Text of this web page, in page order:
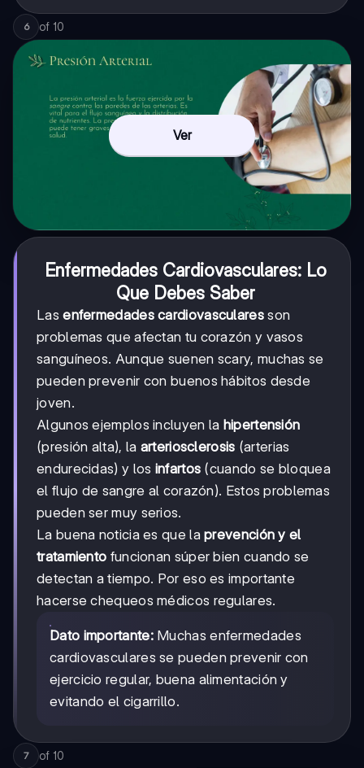
6 of 10
Ver
Enfermedades Cardiovasculares: Lo
Que Debes Saber
Lasenfermedades cardiovascularesson
problemas que afectan tu corazón y vasos
sanguíneos. Aunque suenen scary, muchas se
pueden prevenir con buenos hábitos desde
joven.
Algunos ejemplos incluyen la hipertensión
(presión alta), la arteriosclerosis (arterias
endurecidas) y los infartos (cuando se bloquea
el flujo de sangre al corazón). Estos problemas
pueden ser muy serios.
La buena noticia es que laprevención y el
tratamiento funcionan súper bien cuando se
detectan a tiempo. Por eso es importante
hacerse chequeos médicos regulares.
Dato importante:Muchas enfermedades
cardiovasculares se pueden prevenir con
ejercicio regular, buena alimentación y
evitando el cigarrillo.
7 of 10